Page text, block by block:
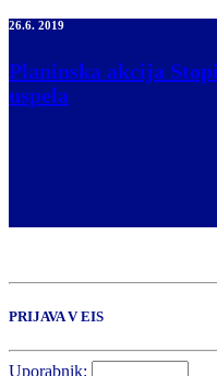
26.6. 2019
Planinska akcija
uspela
PRIJAVA V EIS
Uporabnik: